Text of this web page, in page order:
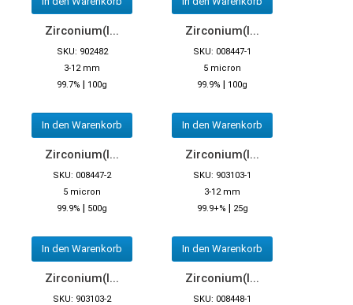
Zirconium(I...
SKU: 902482
3-12 mm
99.7% | 100g
In den Warenkorb
Zirconium(I...
SKU: 008447-1
5 micron
99.9% | 100g
In den Warenkorb
Zirconium(I...
SKU: 008447-2
5 micron
99.9% | 500g
In den Warenkorb
Zirconium(I...
SKU: 903103-1
3-12 mm
99.9+% | 25g
In den Warenkorb
Zirconium(I...
SKU: 903103-2
Zirconium(I...
SKU: 008448-1